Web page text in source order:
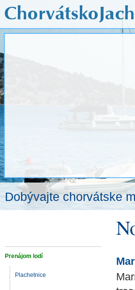
Dobývajte chorvátske
Prenájom lodí
Plachetnice